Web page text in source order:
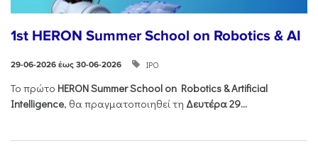
1st HERON Summer School on Robotics & AI
29-06-2026 έως 30-06-2026 ΙΡΟ
Το πρώτο HERONSummerSchool on Robotics &Artificial
Intelligence, θα πραγματοποιηθεί τη Δευτέρα 29...